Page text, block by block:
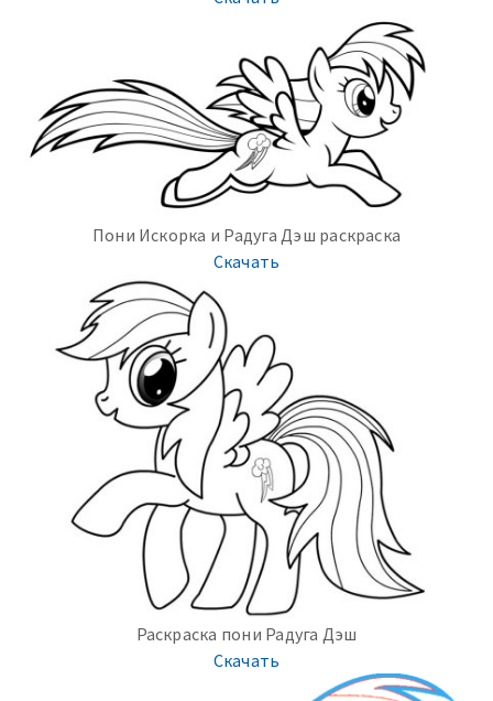
Пони Искорка и Радуга Дэш раскраска
Скачать
Раскраска пони Радуга Дэш
Скачать